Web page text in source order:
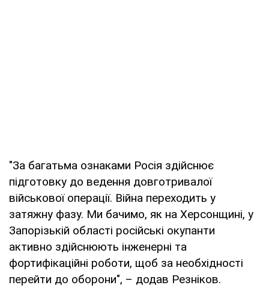
"За багатьма ознаками Росія здійснює
підготовку до ведення довготривалої
військової операції. Війна переходить у
затяжну фазу. Ми бачимо, як на Херсонщині, у
Запорізькій області російські окупанти
активно здійснюють інженерні та
фортифікаційні роботи, щоб за необхідності
перейти до оборони", – додав Резніков.